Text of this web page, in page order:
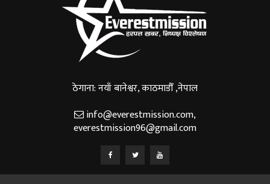
ठेगाना: नयाँ बानेश्वर, काठमाडौँ ,नेपाल
info@everestmission.com,
everestmission96@gmail.com